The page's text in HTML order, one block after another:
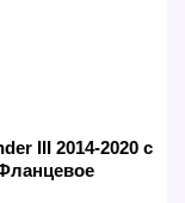
III 2014-2020 c